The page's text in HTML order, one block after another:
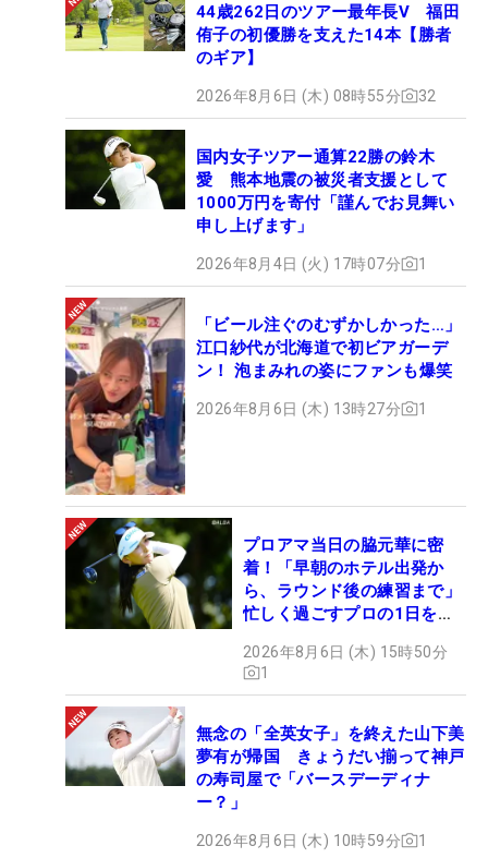
44歳262日のツアー最年長V 福田
侑子の初優勝を支えた14本【勝者
のギア】
2026年8月6日 (木) 08時55分 32
国内女子ツアー通算22勝の鈴木
愛 熊本地震の被災者支援として
1000万円を寄付「謹んでお見舞い
申し上げます」
2026年8月4日 (火) 17時07分 1
「ビール注ぐのむずかしかった…」
江口紗代が北海道で初ビアガーデ
ン！ 泡まみれの姿にファンも爆笑
2026年8月6日 (木) 13時27分 1
プロアマ当日の脇元華に密
着！「早朝のホテル出発か
ら、ラウンド後の練習まで」
忙しく過ごすプロの1日を公
2026年8月6日 (木) 15時50分
1
無念の「全英女子」を終えた山下美
夢有が帰国 きょうだい揃って神戸
の寿司屋で「バースデーディナ
ー？」
2026年8月6日 (木) 10時59分 1